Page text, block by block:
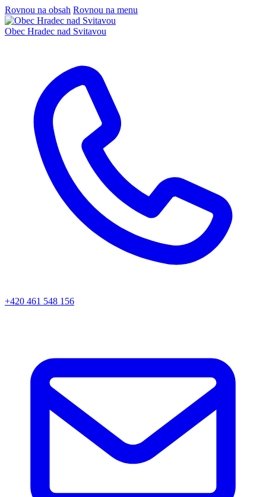
Rovnou na obsah Rovnou na menu
Obec Hradec nad Svitavou
+420 461 548 156